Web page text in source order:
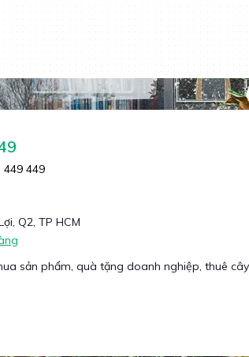
449 449
Q2, TP HCM
sản phẩm, quà tặng doanh nghiệp, thuê